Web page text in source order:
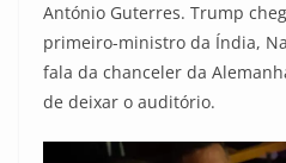
António Guterres. Trump
primeiro-ministro da Índia,
fala da chanceler da
de deixar o auditório.